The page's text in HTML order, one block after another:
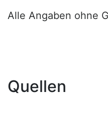
Alle Angaben ohne
Quellen